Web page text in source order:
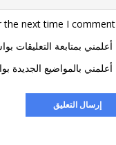
next time I comment.
أعلمني بمتابعة التعليقات
أعلمني بالمواضيع الجديدة